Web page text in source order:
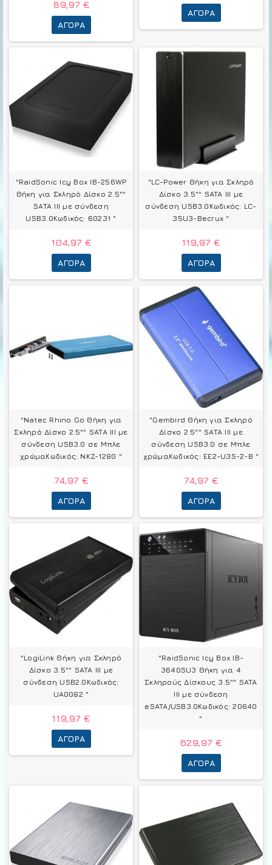
89,97 €
ΑΓΟΡΆ
ΑΓΟΡΆ
"RaidSonic Icy Box IB-256WP
Θήκη για Σκληρό Δίσκο 2.5""
SATA III με σύνδεση
USB3.0Κωδικός: 60231 "
104,97 €
ΑΓΟΡΆ
"LC-Power Θήκη για Σκληρό
Δίσκο 3.5"" SATA III με
σύνδεση USB3.0Κωδικός: LC-
35U3-Becrux "
119,97 €
ΑΓΟΡΆ
"Natec Rhino Go Θήκη για
Σκληρό Δίσκο 2.5"" SATA III με
σύνδεση USB3.0 σε Μπλε
χρώμαΚωδικός: NKZ-1280 "
74,97 €
ΑΓΟΡΆ
"Gembird Θήκη για Σκληρό
Δίσκο 2.5"" SATA III με
σύνδεση USB3.0 σε Μπλε
χρώμαΚωδικός: EE2-U3S-2-B "
74,97 €
ΑΓΟΡΆ
"LogiLink Θήκη για Σκληρό
Δίσκο 3.5"" SATA III με
σύνδεση USB2.0Κωδικός:
UA0082 "
119,97 €
ΑΓΟΡΆ
"RaidSonic Icy Box IB-
3640SU3 Θήκη για 4
Σκληρούς Δίσκους 3.5"" SATA
III με σύνδεση
eSATA/USB3.0Κωδικός: 20640
"
629,97 €
ΑΓΟΡΆ